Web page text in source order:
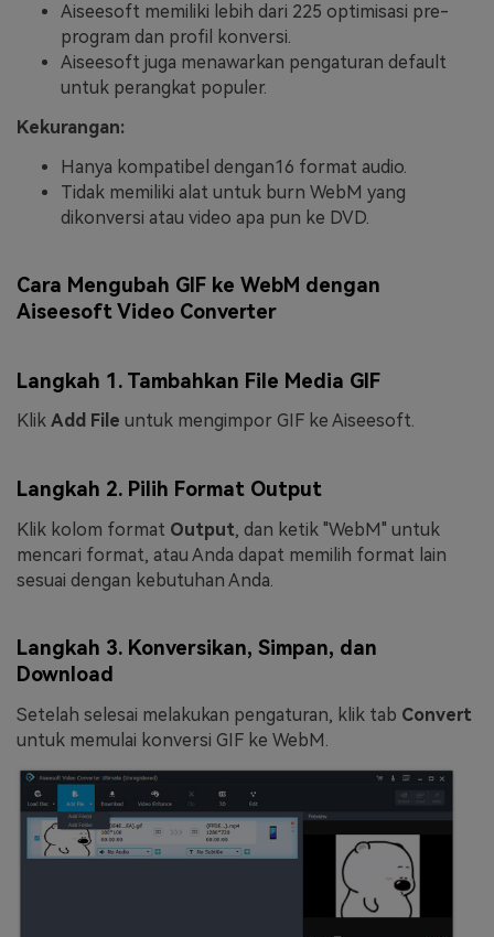
Aiseesoft memiliki lebih dari 225 optimisasi pre-
program dan profil konversi.
Aiseesoft juga menawarkan pengaturan default
untuk perangkat populer.
Kekurangan:
Hanya kompatibel dengan16 format audio.
Tidak memiliki alat untuk burn WebM yang
dikonversi atau video apa pun ke DVD.
Cara Mengubah GIF ke WebM dengan
Aiseesoft Video Converter
Langkah 1. Tambahkan File Media GIF
Klik Add File untuk mengimpor GIF ke Aiseesoft.
Langkah 2. Pilih Format Output
Klik kolom format Output, dan ketik "WebM" untuk
mencari format, atau Anda dapat memilih format lain
sesuai dengan kebutuhan Anda.
Langkah 3. Konversikan, Simpan, dan
Download
Setelah selesai melakukan pengaturan, klik tab Convert
untuk memulai konversi GIF ke WebM.